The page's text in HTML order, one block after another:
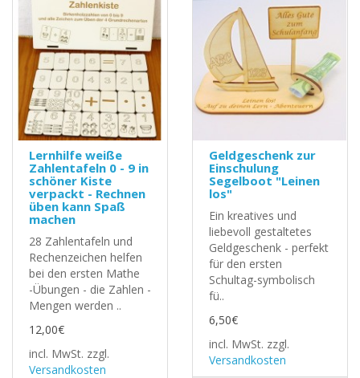
Lernhilfe weiße
Zahlentafeln 0 - 9 in
schöner Kiste
verpackt - Rechnen
üben kann Spaß
machen
28 Zahlentafeln und
Rechenzeichen helfen
bei den ersten Mathe
-Übungen - die Zahlen -
Mengen werden ..
12,00€
incl. MwSt. zzgl.
Versandkosten
Geldgeschenk zur
Einschulung
Segelboot "Leinen
los"
Ein kreatives und
liebevoll gestaltetes
Geldgeschenk - perfekt
für den ersten
Schultag-symbolisch
fü..
6,50€
incl. MwSt. zzgl.
Versandkosten